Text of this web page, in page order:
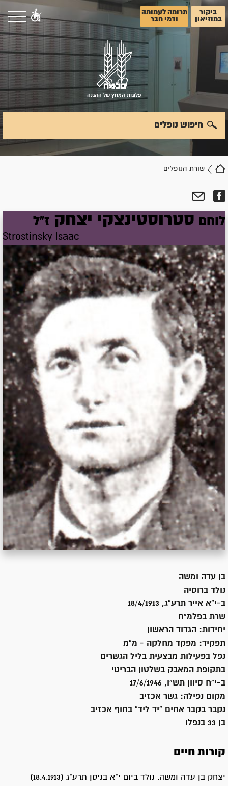
ביקור
במוזיאון
תרומה לעמותה
ודמי חבר
פלוגות המחץ של ההגנה
שורת הנופלים
חיפוש נופלים
לוחם סטרוסטינצקי יצחק ז"ל
Strostinsky Isaac
בן עדה ומשה
נולד ברוסיה
ב-י"א אייר תרע"ג, 18/4/1913
שרת בפלמ"ח
יחידות: הגדוד הראשון
תפקיד: מפקד מחלקה - מ"מ
נפל בפעילות מבצעית בליל הגשרים
בתקופת המאבק בשלטון הבריטי
ב-י"ח סיוון תש"ו, 17/6/1946
מקום נפילה: גשר אכזיב
נקבר בקבר אחים "יד ליד" בחוף אכזיב
בן 33 בנפלו
קורות חיים
יצחק בן עדה ומשה. נולד ביום י"א בניסן תרע"ג (18.4.1913)